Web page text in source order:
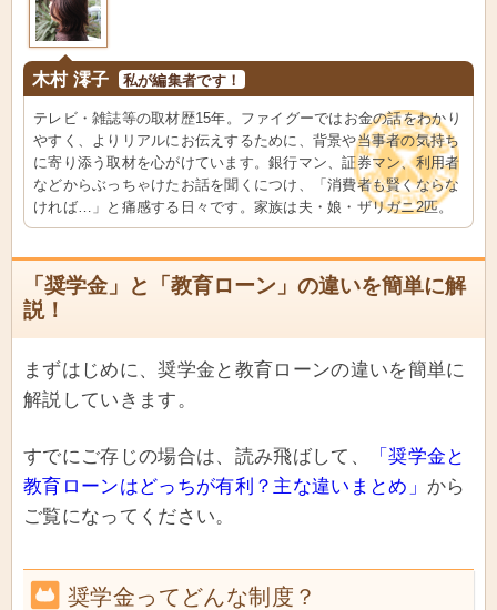
木村 澪子 私が編集者です！
テレビ・雑誌等の取材歴15年。ファイグーではお金の話をわかり
やすく、よりリアルにお伝えするために、背景や当事者の気持ち
に寄り添う取材を心がけています。銀行マン、証券マン、利用者
などからぶっちゃけたお話を聞くにつけ、「消費者も賢くならな
ければ…」と痛感する日々です。家族は夫・娘・ザリガニ2匹。
「奨学金」と「教育ローン」の違いを簡単に解
説！
まずはじめに、奨学金と教育ローンの違いを簡単に
解説していきます。
すでにご存じの場合は、読み飛ばして、
「奨学金と
教育ローンはどっちが有利？主な違いまとめ」 から
ご覧になってください。
奨学金ってどんな制度？